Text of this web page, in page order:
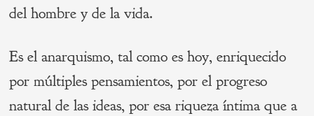
del hombre y de la vida.
Es el anarquismo, tal como es hoy, enriquecido
por múltiples pensamientos, por el progreso
natural de las ideas, por esa riqueza íntima que a